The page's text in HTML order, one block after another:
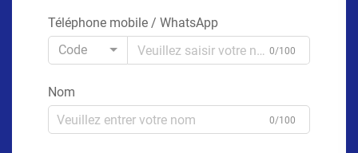
Téléphone mobile / WhatsApp
Code
0/100
Nom
0/100